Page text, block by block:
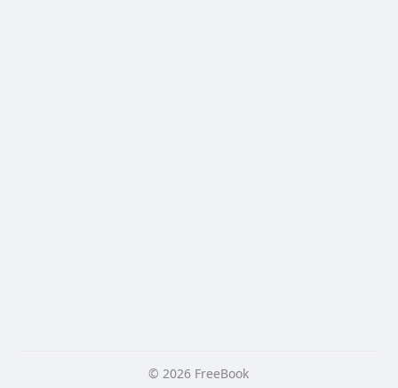
© 2026 FreeBook